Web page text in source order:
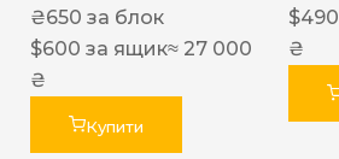
₴650 за блок
$600 за ящик≈ 27 000
₴
Купити
$490
₴